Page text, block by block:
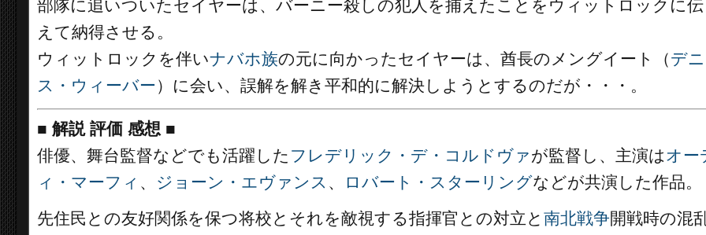
部隊に追いついたセイヤーは、バーニー殺しの犯人を捕えたことをウィットロックに伝
えて納得させる。
ウィットロックを伴いナバホ族の元に向かったセイヤーは、酋長のメングイート（デニ
ス・ウィーバー）に会い、誤解を解き平和的に解決しようとするのだが・・・。
■ 解説 評価 感想 ■
俳優、舞台監督などでも活躍した フレデリック・デ・コルドヴァが監督し、主演はオー
ィ・マーフィ 、 ジョーン・エヴァンス 、 ロバート・スターリングなどが共演した作品。
先住民との友好関係を保つ将校とそれを敵視する指揮官との対立と 南北戦争開戦時の混